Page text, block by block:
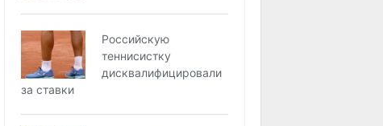
Российскую
теннисистку
дисквалифицировали
за ставки